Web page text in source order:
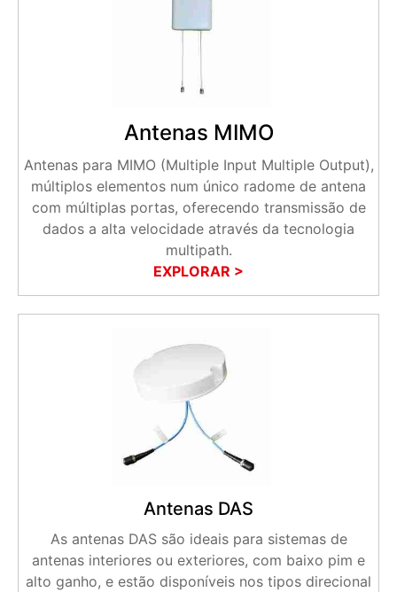
Antenas MIMO
Antenas para MIMO (Multiple Input Multiple Output),
múltiplos elementos num único radome de antena
com múltiplas portas, oferecendo transmissão de
dados a alta velocidade através da tecnologia
multipath.
EXPLORAR >
Antenas DAS
As antenas DAS são ideais para sistemas de
antenas interiores ou exteriores, com baixo pim e
alto ganho, e estão disponíveis nos tipos direcional